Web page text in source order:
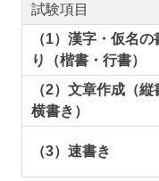
試験項目
（1）漢字・仮名の
り（楷書・行書）
（2）文章作成（縦
横書き）
（3）速書き